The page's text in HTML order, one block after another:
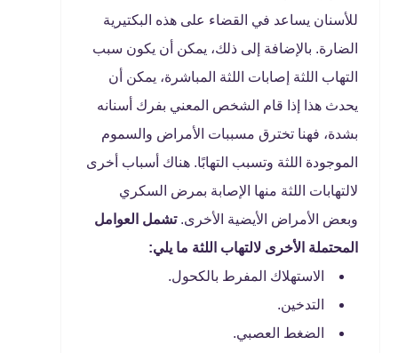
للأسنان يساعد في القضاء على هذه البكتيرية
الضارة. بالإضافة إلى ذلك، يمكن أن يكون سبب
التهاب اللثة إصابات اللثة المباشرة، يمكن أن
يحدث هذا إذا قام الشخص المعني بفرك أسنانه
بشدة، فهنا تخترق مسببات الأمراض والسموم
الموجودة اللثة وتسبب التهابًا. هناك أسباب أخرى
لالتهابات اللثة منها الإصابة بمرض السكري
وبعض الأمراض الأيضية الأخرى.تشمل العوامل
المحتملة الأخرى لالتهاب اللثة ما يلي:
الاستهلاك المفرط بالكحول.
التدخين.
الضغط العصبي.